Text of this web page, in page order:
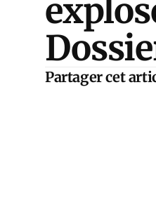
Partager cet